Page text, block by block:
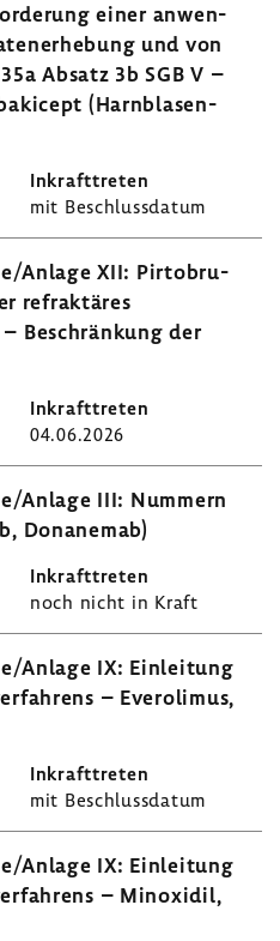
einer anwen­
und von
Absatz 3b SGB V –
(Harn­bla­sen­
mit Beschluss­datum
Anlage XII: Pirto­bru­
refrak­täres
Beschrän­kung der
04.06.2026
Anlage III: Nummern
Dona­nemab)
noch nicht in Kraft
Anlage IX: Einlei­tung
– Evero­limus,
mit Beschluss­datum
Anlage IX: Einlei­tung
– Minoxidil,